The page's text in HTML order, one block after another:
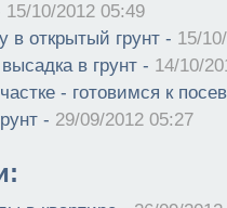
15/10/2012 05:49
в открытый грунт - 15/
в грунт - 14/10/
- готовимся к
- 29/09/2012 05:27